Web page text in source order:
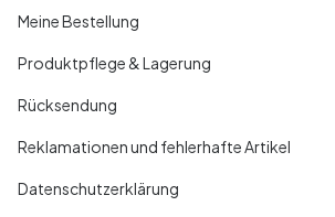
Meine Bestellung
Produktpflege & Lagerung
Rücksendung
Reklamationen und fehlerhafte Artikel
Datenschutzerklärung